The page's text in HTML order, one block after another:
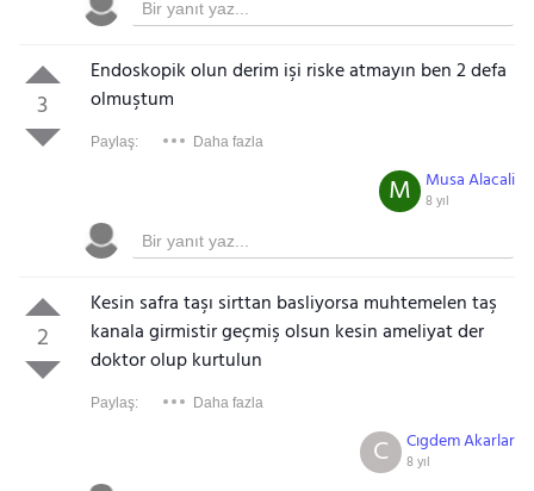
3
Endoskopik olun derim işi riske atmayın ben 2 defa
olmuştum
Paylaş: Daha fazla
Musa Alacali
8 yıl
M
2
Kesin safra taşı sirttan basliyorsa muhtemelen taş
kanala girmistir geçmiş olsun kesin ameliyat der
doktor olup kurtulun
Paylaş: Daha fazla
Cıgdem Akarlar
8 yıl
C